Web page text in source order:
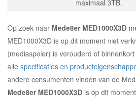
maximaal 3TB.
Op zoek naar Mede8er MED1000X3D
MED1000X3D is op dit moment niet
(mediaspeler) is verouderd of
alle specificaties en
andere consumenten vinden van de
Mede8er MED1000X3D is op dit